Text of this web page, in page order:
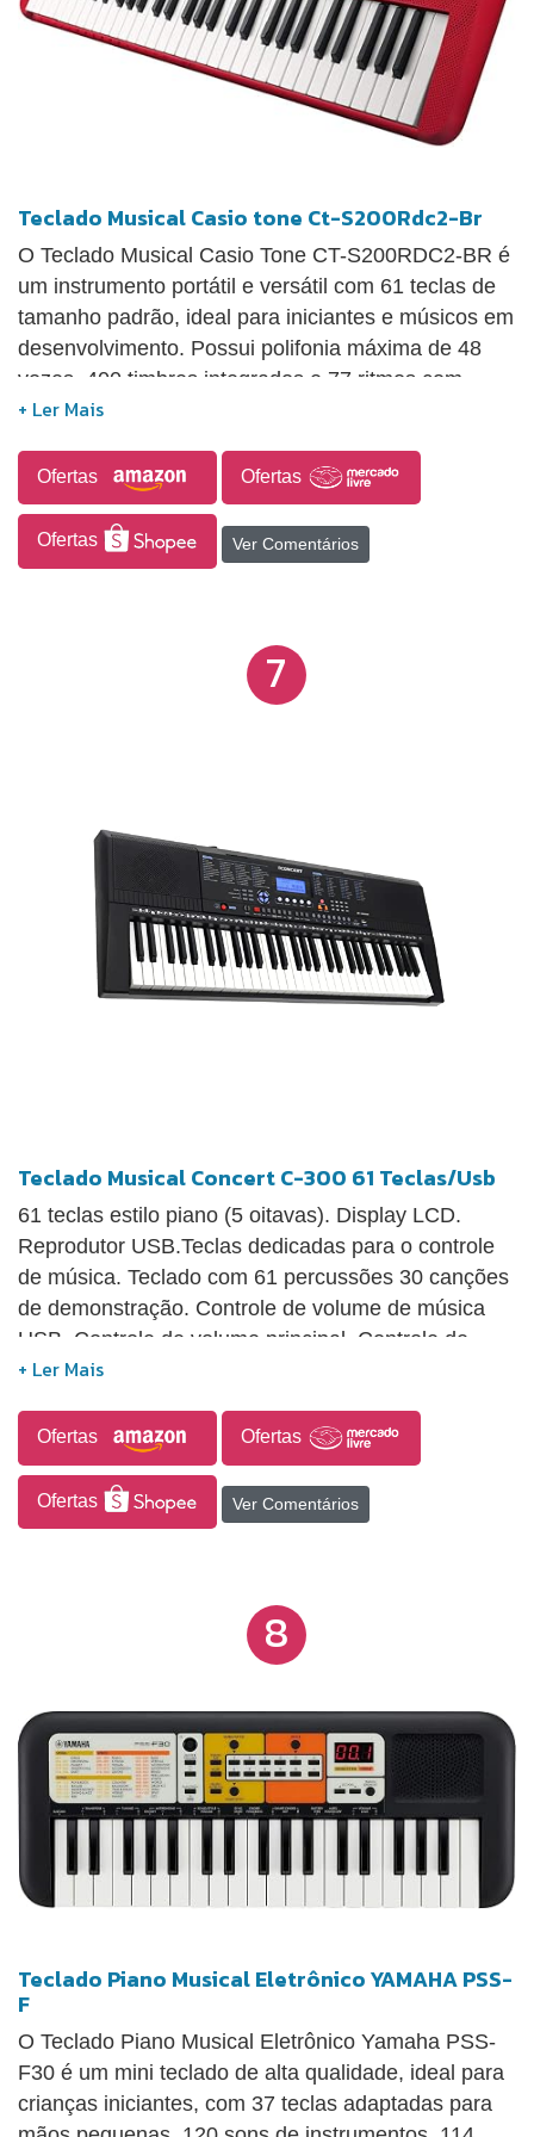
Teclado Musical Casio tone Ct-S200Rdc2-Br
O Teclado Musical Casio Tone CT-S200RDC2-BR é
um instrumento portátil e versátil com 61 teclas de
tamanho padrão, ideal para iniciantes e músicos em
desenvolvimento. Possui polifonia máxima de 48
vozes, 400 timbres integrados e 77 ritmos com
acompanhamento automático, além de 60 músicas
de reverberação, metrônomo com ajuste de tempo
e batidas por compasso, e modo Dance Music com
50 padrões e 12 sons dedicados. O teclado conta
com funções como transposição, afinação ajustável,
aprendizado interativo. Dispõe de conectores para
fones, entrada de áudio, USB (micro B) e pedal,
25,6 x 7,3 cm e pesa cerca de 3,3 kg, sendo leve e
fácil de transportar. Acompanha suporte para
partitura.
Ofertas Ofertas
Ofertas Ver Comentários
7
Teclado Musical Concert C-300 61 Teclas/Usb
61 teclas estilo piano (5 oitavas). Display LCD.
Reprodutor USB.Teclas dedicadas para o controle
de música. Teclado com 61 percussões 30 canções
de demonstração. Controle de volume de música
USB. Controle de volume principal. Controle de
volume de acompanhamento Transpose:
Timbres. 300 Ritmos. Efeitos: Sustain / Vibrato /
Split Metrônomo. Acompanhamento por acorde de
um dedo e acorde de vários dedos. Saída para fone
de ouvido e entrada para microfone.
Ofertas Ofertas
Ofertas Ver Comentários
8
Teclado Piano Musical Eletrônico YAMAHA PSS-
F
O Teclado Piano Musical Eletrônico Yamaha PSS-
F30 é um mini teclado de alta qualidade, ideal para
crianças iniciantes, com 37 teclas adaptadas para